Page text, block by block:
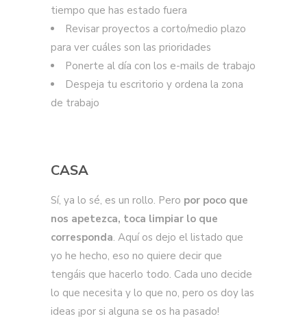
tiempo que has estado fuera
Revisar proyectos a corto/medio plazo
para ver cuáles son las prioridades
Ponerte al día con los e-mails de trabajo
Despeja tu escritorio y ordena la zona
de trabajo
CASA
Sí, ya lo sé, es un rollo. Pero por poco que
nos apetezca, toca limpiar lo que
corresponda. Aquí os dejo el listado que
yo he hecho, eso no quiere decir que
tengáis que hacerlo todo. Cada uno decide
lo que necesita y lo que no, pero os doy las
ideas ¡por si alguna se os ha pasado!